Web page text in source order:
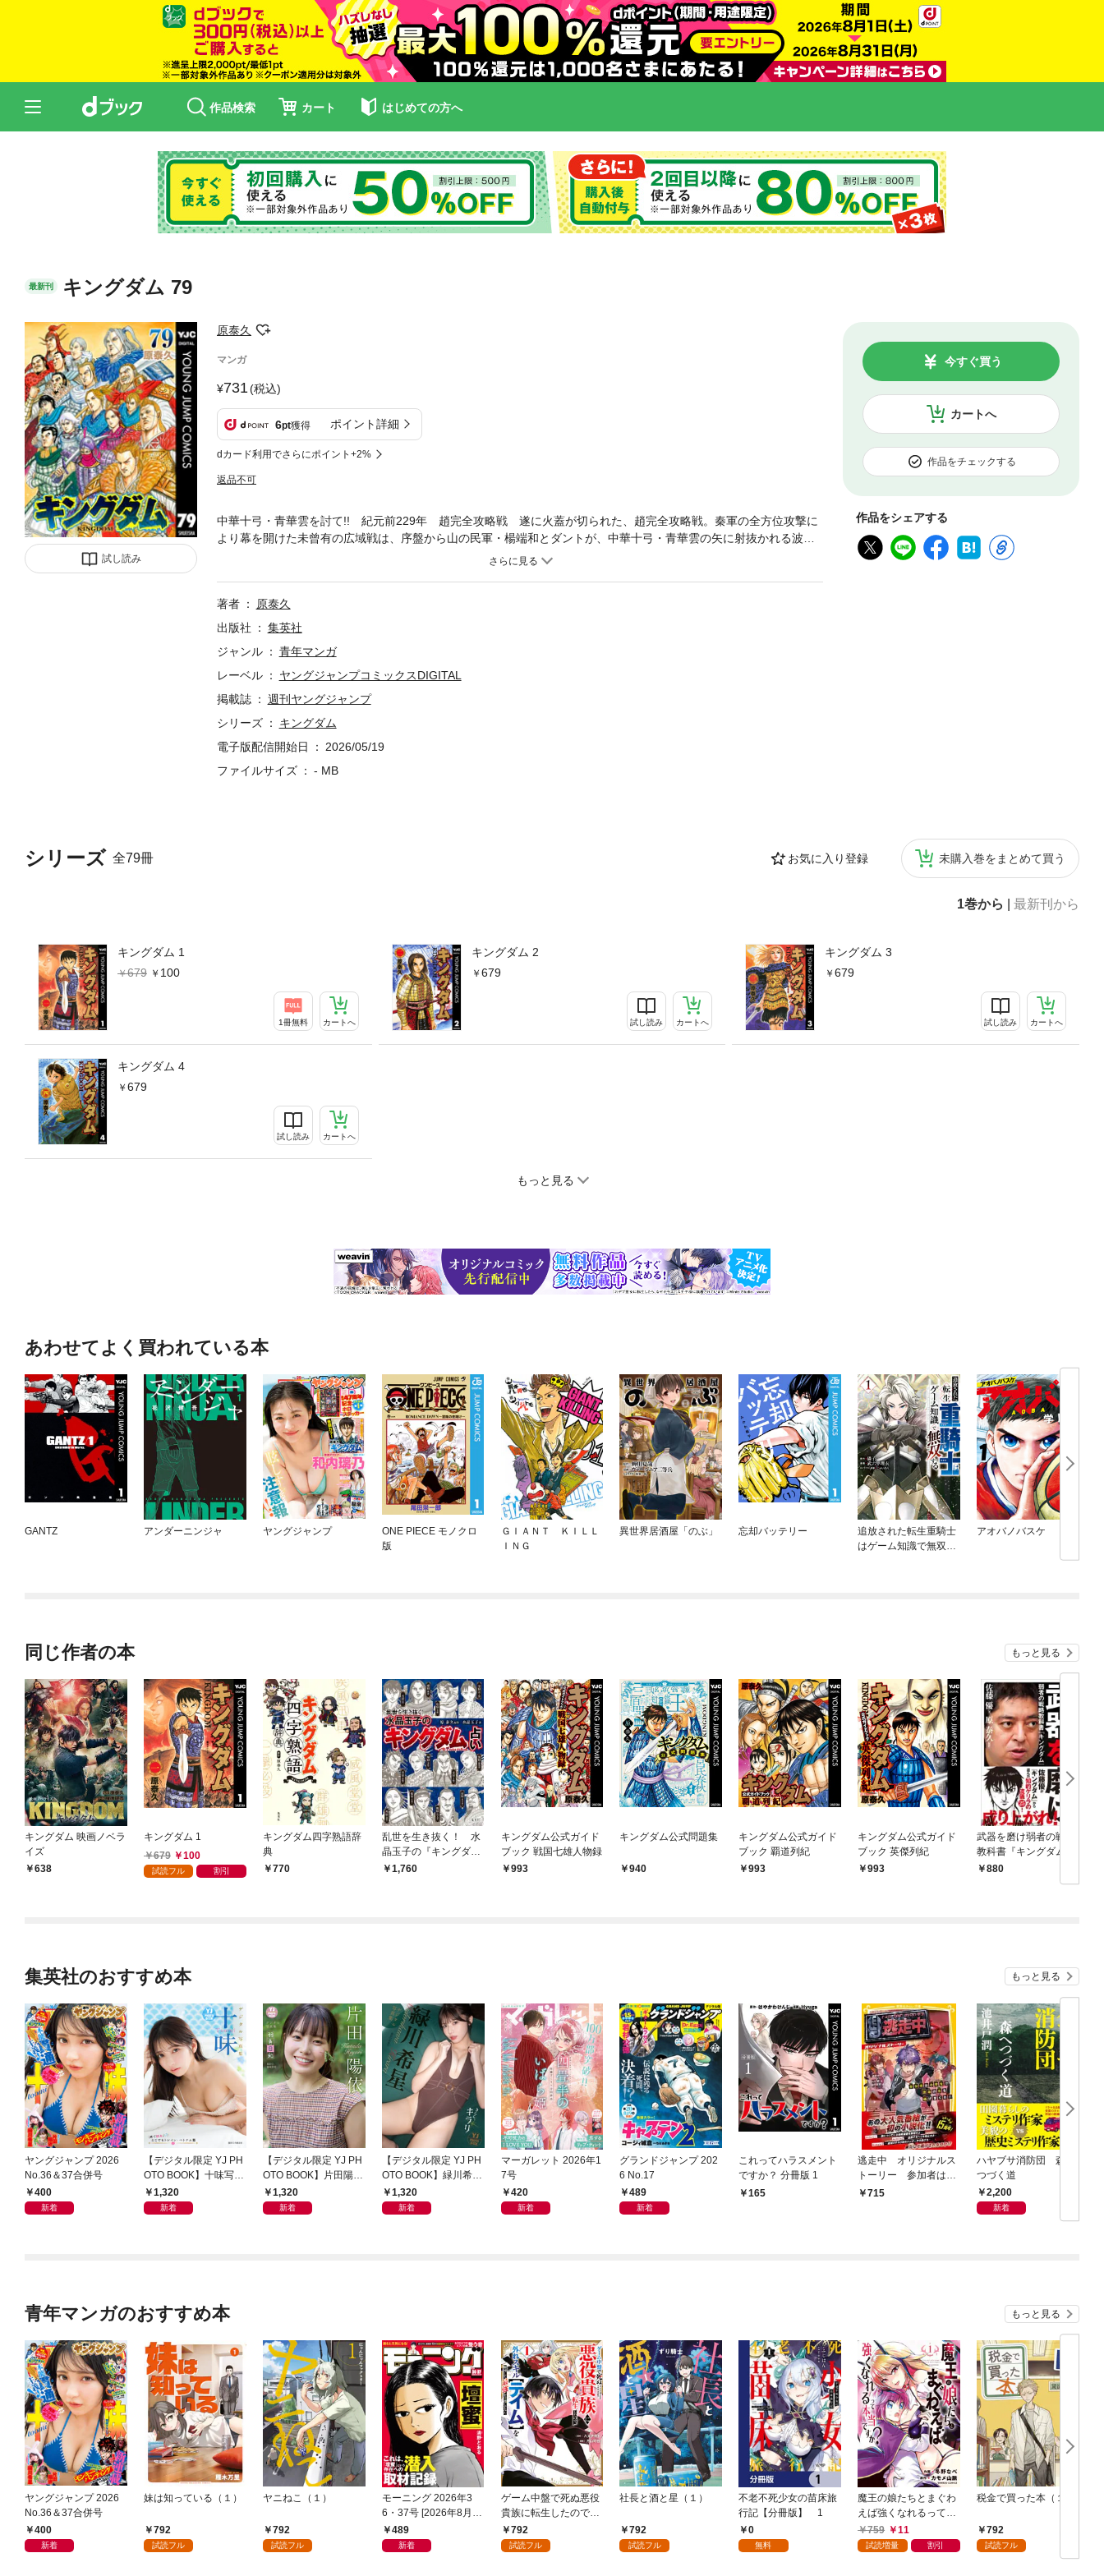
作品検索 カート はじめての方へ
最新刊 キングダム 79
試し読み
原泰久
マンガ
731(税込)
6pt獲得 ポイント詳細
dカード利用でさらにポイント+2%
返品不可
カートへ
今すぐ買う
作品をチェックする
作品をシェアする
シリーズ 全79冊 お気に入り登録 未購入巻をまとめて買う
1巻から 最新刊から
キングダム 1
679
100
1冊無料 カートへ
キングダム 2
679
試し読み カートへ
キングダム 3
679
試し読み カートへ
キングダム 4
679
試し読み カートへ
もっと見る
中華十弓・青華雲を討て!! 紀元前229年 趙完全攻略戦 遂に火蓋が切られた、趙完全攻略戦。秦軍の全方位攻撃に
より幕を開けた未曾有の広域戦は、序盤から山の民軍・楊端和とダントが、中華十弓・青華雲の矢に射抜かれる波乱
の展開に――。その勢いは止まる事なく、次なる標的は飛信隊・李信へ。青華雲の猛威を食い止めるのは…!?
著者
原泰久
出版社
集英社
ジャンル
青年マンガ
レーベル
ヤングジャンプコミックスDIGITAL
掲載誌
週刊ヤングジャンプ
シリーズ
キングダム
電子版配信開始日
2026/05/19
ファイルサイズ
- MB
あわせてよく買われている本
GANTZ アンダーニンジャ ヤングジャンプ
ONE PIECE モノクロ
版
ＧＩＡＮＴ ＫＩＬＬ
ＩＮＧ
異世界居酒屋「のぶ」 忘却バッテリー
追放された転生重騎士
はゲーム知識で無双す
アオバノバスケ
同じ作者の本 もっと見る
キングダム 映画ノベラ
イズ
638
キングダム 1
679
100
試読フル 割引
キングダム四字熟語辞
典
770
乱世を生き抜く！ 水
晶玉子の『キングダ
ム』占い
1,760
キングダム公式ガイド
ブック 戦国七雄人物録
993
キングダム公式問題集
940
キングダム公式ガイド
ブック 覇道列紀
993
キングダム公式ガイド
ブック 英傑列紀
993
武器を磨け弱者の戦略
教科書『キングダム』
880
集英社のおすすめ本 もっと見る
ヤングジャンプ 2026
No.36＆37合併号
400
新着
【デジタル限定 YJ PH
OTO BOOK】十味写真
集「続・『ぽみ』！？
どこでもトレイン・ベ
1,320
新着
【デジタル限定 YJ PH
OTO BOOK】片田陽依
写真集「羽色日和」
1,320
新着
【デジタル限定 YJ PH
OTO BOOK】緑川希星
写真集「きらら、キラ
リ」
1,320
新着
マーガレット 2026年1
7号
420
新着
グランドジャンプ 202
6 No.17
489
新着
これってハラスメント
ですか？ 分冊版 1
165
逃走中 オリジナルス
トーリー 参加者は小
学生！？ 渋谷の街を
715
ハヤブサ消防団 森へ
つづく道
2,200
新着
青年マンガのおすすめ本 もっと見る
ヤングジャンプ 2026
No.36＆37合併号
400
新着
妹は知っている（１）
792
試読フル
ヤニねこ（１）
792
試読フル
モーニング 2026年3
6・37号 [2026年8月6
日発売]
489
新着
ゲーム中盤で死ぬ悪役
貴族に転生したので、
外れスキル【テイム】
を駆使して最強を目指
792
試読フル
社長と酒と星（１）
792
試読フル
不老不死少女の苗床旅
行記【分冊版】 1
0
無料
魔王の娘たちとまぐわ
えば強くなれるって本
当ですか？【特典ペー
パー付き】【カラーペ
759 11
試読増量 割引
税金で買った本（１）
792
試読フル